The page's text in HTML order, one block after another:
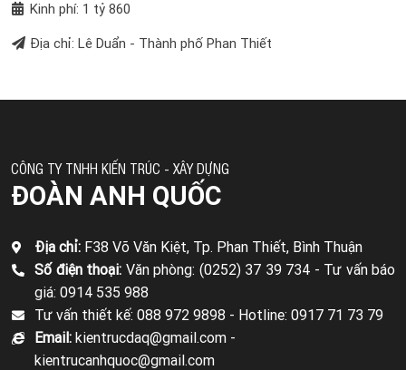
Kinh phí: 1 tỷ 860
Địa chỉ: Lê Duẩn - Thành phố Phan Thiết
CÔNG TY TNHH KIẾN TRÚC - XÂY DỰNG
ĐOÀN ANH QUỐC
Địa chỉ: F38 Võ Văn Kiệt, Tp. Phan Thiết, Bình Thuận
Số điện thoại: Văn phòng: (0252) 37 39 734 - Tư vấn báo
giá: 0914 535 988
Tư vấn thiết kế: 088 972 9898 - Hotline: 0917 71 73 79
Email: kientrucdaq@gmail.com -
kientrucanhquoc@gmail.com